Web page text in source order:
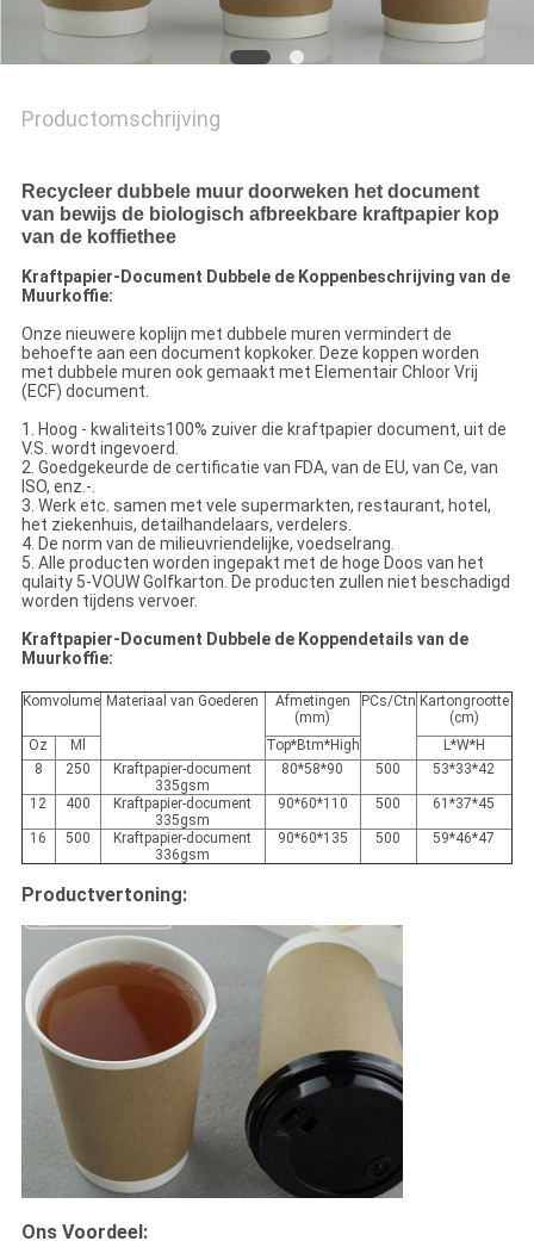
Productomschrijving
Recycleer dubbele muur doorweken het document
van bewijs de biologisch afbreekbare kraftpapier kop
van de koffiethee
Kraftpapier-Document Dubbele de Koppenbeschrijving van de
Muurkoffie:
Onze nieuwere koplijn met dubbele muren vermindert de
behoefte aan een document kopkoker. Deze koppen worden
met dubbele muren ook gemaakt met Elementair Chloor Vrij
(ECF) document.
1. Hoog - kwaliteits100% zuiver die kraftpapier document, uit de
V.S. wordt ingevoerd.
2. Goedgekeurde de certificatie van FDA, van de EU, van Ce, van
ISO, enz.-.
3. Werk etc. samen met vele supermarkten, restaurant, hotel,
het ziekenhuis, detailhandelaars, verdelers.
4. De norm van de milieuvriendelijke, voedselrang.
5. Alle producten worden ingepakt met de hoge Doos van het
qulaity 5-VOUW Golfkarton. De producten zullen niet beschadigd
worden tijdens vervoer.
Kraftpapier-Document Dubbele de Koppendetails van de
Muurkoffie:
Komvolume Materiaal van Goederen
Afmetingen
(mm)
PCs/Ctn Kartongrootte
(cm)
Oz
Ml Top*Btm*High
L*W*H
8
250
Kraftpapier-document
335gsm
80*58*90 500 53*33*42
12 400
Kraftpapier-document
335gsm
90*60*110 500 61*37*45
16 500
Kraftpapier-document
336gsm
90*60*135 500 59*46*47
Productvertoning:
Ons Voordeel: